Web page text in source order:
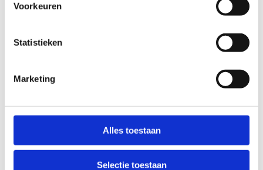
Voorkeuren
Statistieken
Marketing
Alles toestaan
Selectie toestaan